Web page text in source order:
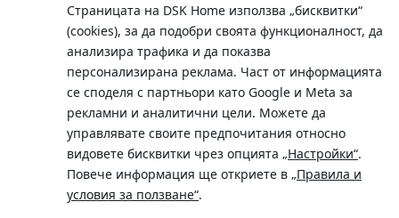
Страницата на DSK Home използва „бисквитки“
(cookies), за да подобри своята функционалност, да
анализира трафика и да показва
персонализирана реклама. Част от информацията
се споделя с партньори като Google и Meta за
рекламни и аналитични цели. Можете да
управлявате своите предпочитания относно
видовете бисквитки чрез опцията „Настройки“.
Повече информация ще откриете в „Правила и
условия за ползване“.
Телефон:
0700 10 375 / *2375
Московска No.19 / ул. Г. Бенковски No. 5, София 1036
SWIFT/BIC: